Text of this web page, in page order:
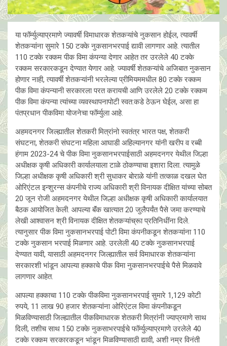
या फॉर्म्युल्याप्रमाणे ज्यावर्षी विमाधारक शेतकऱ्यांचे नुकसान होईल, त्यावर्षी
शेतकऱ्यांना सुमारे 150 टक्के नुकसानभरपाई द्यावी लागणार आहे. त्यातील
110 टक्के रक्कम पीक विमा कंपन्या देणार आहेत तर उरलेले 40 टक्के
रक्कम सरकारकडून देण्यात येणार आहे. ज्यावर्षी शेतकऱ्यांचे अजिबात नुकसान
होणार नाही, त्यावर्षी शेतकऱ्यांनी भरलेल्या प्रीमियममधील 80 टक्के रक्कम
पीक विमा कंपन्यानी सरकारला परत करायची आणि उरलेले 20 टक्के रक्कम
पीक विमा कंपन्या त्यांच्या व्यवस्थापनापोटी स्वत:कडे ठेऊन घेईल, असा हा
पंतप्रधान पीकविमा योजनेचा फॉर्म्युला आहे.
अहमदनगर जिल्ह्यातील शेतकरी मित्रांनो स्वतंत्र भारत पक्ष, शेतकरी
संघटना, शेतकरी संघटना महिला आघाडी अहिल्यानगर यांनी खरीप व रब्बी
हंगाम 2023-24 चे पीक विमा नुकसानभरपाईसाठी अहमदनगर येथील जिल्हा
अधीक्षक कृषी अधिकारी कार्यालयाला टाळे ठोकण्याचा इशारा दिला. त्यामुळे
जिल्हा अधीक्षक कृषी अधिकारी श्री सुधाकर बोराळे यांनी तत्काळ दखल घेत
ओरिएंटल इन्शुरन्स कंपनीचे राज्य अधिकारी श्री विनायक दीक्षित यांच्या सोबत
20 जून रोजी अहमदनगर येथील जिल्हा अधीक्षक कृषी अधिकारी कार्यालयात
बैठक आयोजित केली. आपल्या बॅंक खात्यात 20 जुलैपर्यंत पैसे जमा करण्याचे
लेखी आश्वासन श्री विनायक दीक्षित शेतकऱ्यांच्रूा प्रतिनिधींना दिले.
त्यानुसार पीक विमा नुकसानभरपाई पोटी विमा कंपनीकडून शेतकऱ्यांना 110
टक्के नुकसान भरपाई मिळणार आहे. उरलेली 40 टक्के नुकसानभरपाई
देण्यात यावी, यासाठी अहमदनगर जिल्ह्यातील सर्व विमाधारक शेतकऱ्यांना
सरकारशी भांडून आपल्या हक्काचे पीक विमा नुकसानभरपाईचे पैसे मिळवावे
लागणार आहेत.
आपल्या हक्काचा 110 टक्के पीकविमा नुकसानभरपाई सुमारे 1,129 कोटी
रुपये, 11 लाख 90 हजार शेतकऱ्यांना ओरिएंटल विमा कंपनीकडून
मिळविण्यासाठी जिल्ह्यातील पीकविमाधारक शेतकरी मित्रांनी ज्याप्रमाणे साथ
दिली, तशीच साथ 150 टक्के नुकसाभरपाईचे फॉर्म्युल्याप्रमाणे उरलेले 40
टक्के रक्कम सरकारकडून भांडून मिळविण्यासाठी द्यावी, अशी नम्र विनंती